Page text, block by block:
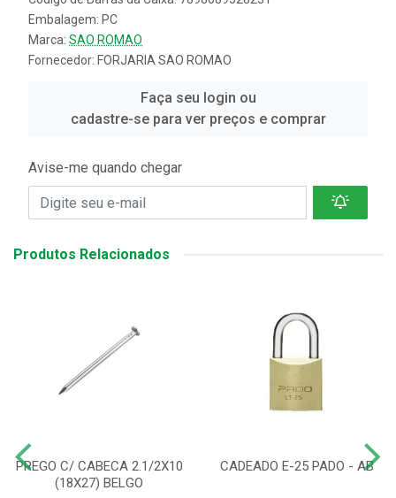
Embalagem: PC
Marca: SAO ROMAO
Fornecedor: FORJARIA SAO ROMAO
Faça seu login ou
cadastre-se para ver preços e comprar
Avise-me quando chegar
Produtos Relacionados
PREGO C/ CABECA 2.1/2X10
(18X27) BELGO
CADEADO E-25 PADO - AB